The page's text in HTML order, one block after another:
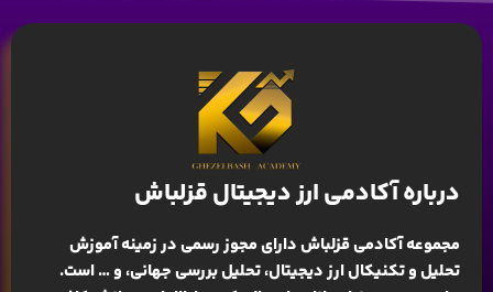
درباره آکادمی ارز دیجیتال قزلباش
مجموعه آکادمی قزلباش دارای مجوز رسمی در زمینهآموزش
تحلیل و تکنیکال ارز دیجیتال، تحلیل بررسی جهانی، و … است.